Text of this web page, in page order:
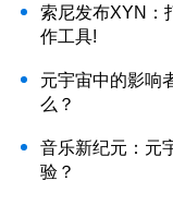
索尼发布XYN：
作工具!
元宇宙中的影响
么？
音乐新纪元：元
验？